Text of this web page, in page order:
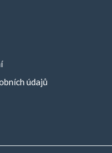
údajů